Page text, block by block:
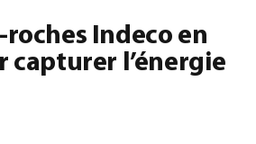
)
Indeco en
capturer l’énergie